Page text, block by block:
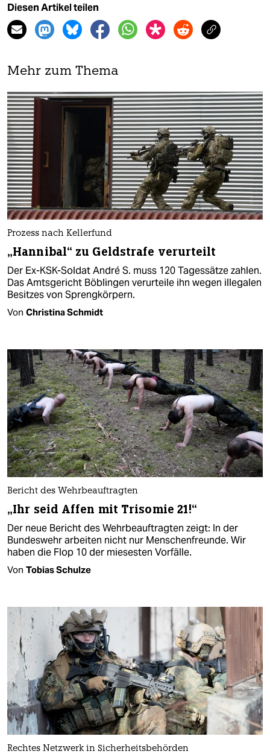
Diesen Artikel teilen
Mehr zum Thema
Prozess nach Kellerfund
„Hannibal“ zu Geldstrafe verurteilt
Der Ex-KSK-Soldat André S. muss 120 Tagessätze zahlen.
Das Amtsgericht Böblingen verurteile ihn wegen illegalen
Besitzes von Sprengkörpern.
Von Christina Schmidt
Bericht des Wehrbeauftragten
„Ihr seid Affen mit Trisomie 21!“
Der neue Bericht des Wehrbeauftragten zeigt: In der
Bundeswehr arbeiten nicht nur Menschenfreunde. Wir
haben die Flop 10 der miesesten Vorfälle.
Von Tobias Schulze
Rechtes Netzwerk in Sicherheitsbehörden